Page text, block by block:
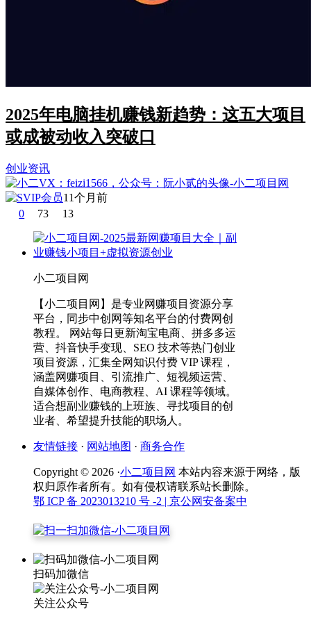
2025年电脑挂机赚钱新趋势：这五大项目
或成被动收入突破口
创业资讯
11个月前
0
73 13
小二项目网
【小二项目网】是专业网赚项目资源分享
平台，同步中创网等知名平台的付费网创
教程。 网站每日更新淘宝电商、拼多多运
营、抖音快手变现、SEO 技术等热门创业
项目资源，汇集全网知识付费 VIP 课程，
涵盖网赚项目、引流推广、短视频运营、
自媒体创作、电商教程、AI 课程等领域。
适合想副业赚钱的上班族、寻找项目的创
业者、希望提升技能的职场人。
友情链接 · 网站地图 · 商务合作
Copyright © 2026 ·小二项目网 本站内容来源于网络，版
权归原作者所有。如有侵权请联系站长删除。
鄂 ICP 备 2023013210 号 -2 | 京公网安备案中
扫码加微信
关注公众号